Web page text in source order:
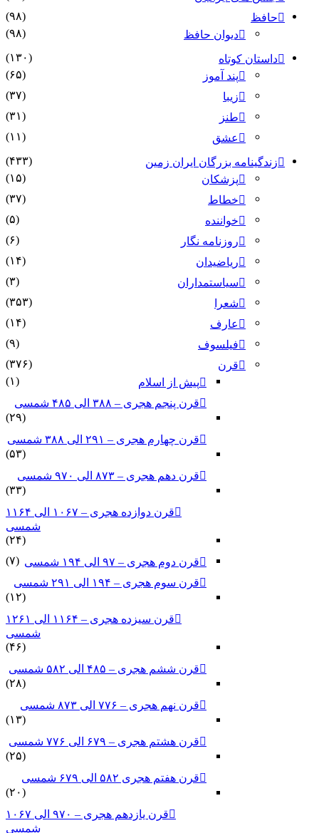
حافظ
(۹۸)
دیوان حافظ
(۹۸)
داستان کوتاه
(۱۳۰)
پند آموز
(۶۵)
زیبا
(۳۷)
طنز
(۳۱)
عشق
(۱۱)
زندگینامه بزرگان ایران زمین
(۴۳۳)
پزشکان
(۱۵)
خطاط
(۳۷)
خواننده
(۵)
روزنامه نگار
(۶)
ریاضیدان
(۱۴)
سیاستمداران
(۳)
شعرا
(۳۵۳)
عارف
(۱۴)
فیلسوف
(۹)
قرن
(۳۷۶)
پیش از اسلام
(۱)
قرن پنجم هجری – ۳۸۸ الی ۴۸۵ شمسی
(۲۹)
قرن چهارم هجری – ۲۹۱ الی ۳۸۸ شمسی
(۵۳)
قرن دهم هجری – ۸۷۳ الی ۹۷۰ شمسی
(۳۳)
قرن دوازده هجری – ۱۰۶۷ الی ۱۱۶۴
شمسی
(۲۴)
قرن دوم هجری – ۹۷ الی ۱۹۴ شمسی
(۷)
قرن سوم هجری – ۱۹۴ الی ۲۹۱ شمسی
(۱۲)
قرن سیزده هجری – ۱۱۶۴ الی ۱۲۶۱
شمسی
(۴۶)
قرن ششم هجری – ۴۸۵ الی ۵۸۲ شمسی
(۲۸)
قرن نهم هجری – ۷۷۶ الی ۸۷۳ شمسی
(۱۳)
قرن هشتم هجری – ۶۷۹ الی ۷۷۶ شمسی
(۲۵)
قرن هفتم هجری ۵۸۲ الی ۶۷۹ شمسی
(۲۰)
قرن یازدهم هجری – ۹۷۰ الی ۱۰۶۷
شمسی